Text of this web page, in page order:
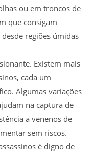
ou em troncos de
que consigam
regiões úmidas
Existem mais
cada um
Algumas variações
na captura de
a venenos de
sem riscos.
é digno de